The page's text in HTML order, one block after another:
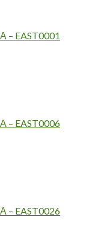
EAST0001
EAST0006
EAST0026